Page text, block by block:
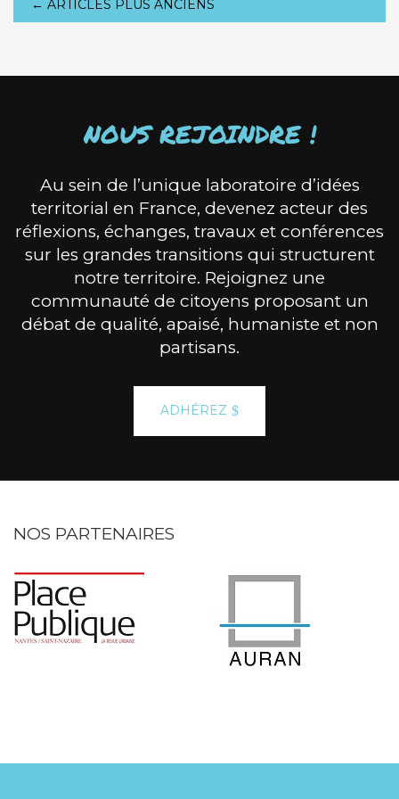
← ARTICLES PLUS ANCIENS
NOUS REJOINDRE !
Au sein de l’unique laboratoire d’idées
territorial en France, devenez acteur des
réflexions, échanges, travaux et conférences
sur les grandes transitions qui structurent
notre territoire. Rejoignez une
communauté de citoyens proposant un
débat de qualité, apaisé, humaniste et non
partisans.
ADHÉREZ
NOS PARTENAIRES